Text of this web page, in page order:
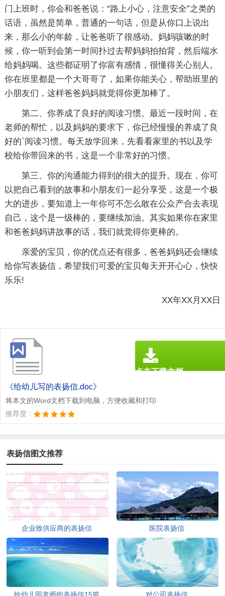
门上班时，你会和爸爸说：“路上小心，注意安全”之类的
话语，虽然是简单，普通的一句话，但是从你口上说出
来，那么小的年龄，让爸爸听了很感动。妈妈咳嗽的时
候，你一听到会第一时间扑过去帮妈妈拍拍背，然后端水
给妈妈喝。这些都证明了你富有感情，很懂得关心别人。
你在班里都是一个大哥哥了，如果你能关心，帮助班里的
小朋友们，这样爸爸妈妈就觉得你更加棒了。
第二、你养成了良好的阅读习惯。最近一段时间，在
老师的帮忙，以及妈妈的要求下，你已经慢慢的养成了良
好的`阅读习惯。每天放学回来，先看看家里的书以及学
校给你带回来的书，这是一个非常好的习惯。
第三、你的沟通能力得到的很大的提升。现在，你可
以把自己看到的故事和小朋友们一起分享受，这是一个极
大的进步，要知道上一年你可不怎么敢在公众产合去表现
自己，这个是一级棒的，要继续加油。其实如果你在家里
和爸爸妈妈讲故事的话，我们就觉得你更棒的。
亲爱的宝贝，你的优点还有很多，爸爸妈妈还会继续
给你写表扬信，希望我们可爱的宝贝每天开开心心，快快
乐乐!
XX年XX月XX日
《给幼儿写的表扬信.doc》
将本文的Word文档下载到电脑，方便收藏和打印
推荐度：
点击下载文档
表扬信图文推荐
企业致供应商的表扬信 医院表扬信